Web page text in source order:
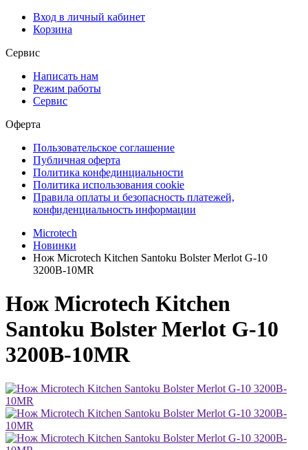
Вход в личный кабинет
Корзина
Сервис
Написать нам
Режим работы
Сервис
Оферта
Пользовательское соглашение
Публичная оферта
Политика конфединциальности
Политика использования cookie
Правила оплаты и безопасность платежей,
конфиденциальность информации
Microtech
Новинки
Нож Microtech Kitchen Santoku Bolster Merlot G-10
3200B-10MR
Нож Microtech Kitchen
Santoku Bolster Merlot G-10
3200B-10MR